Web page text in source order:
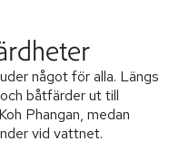
något för alla. Längs
båtfärder ut till
Phangan, medan
vid vattnet.